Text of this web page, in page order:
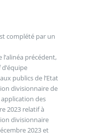
complété par un
précédent,
publics de l’Etat
divisionnaire de
application des
2023 relatif à
divisionnaire
2023 et